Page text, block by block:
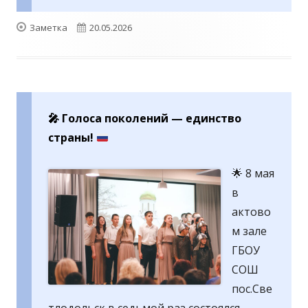
Формат
Заметка Опубликовано
20.05.2026
🎤 Голоса поколений — единство
страны!
🌟 8 мая
в
актово
м зале
ГБОУ
СОШ
пос.Све